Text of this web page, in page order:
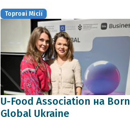
Торгові Місії
U-Food Association на Born
Global Ukraine